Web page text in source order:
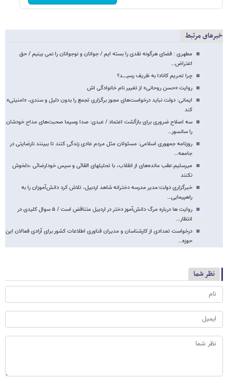
خبرهای مرتبط
مطهری : فضای هرگونه نقدی را بسته ایم / جوانان و نوجوانان را نمی بینیم / حق
اعتراض…
چرا تحریم کانادا به ظریف رسیــــد؟
روایت «حسن روحانی» از تغییر نام خانوادگی اش
ایمانی: دولت نباید درخواست‌های مجوز برگزاری تجمع را بدون دلیل و سندی، «امنیتی»
کند
سه اصلاح ضروری برای بازگشت اعتماد / عبدی: صدا وسیما صحبت‌های مداح خودشان
را سانسور…
روزنامه جمهوری اسلامی: مسئولان ‌مثل مردم عادی زندگی کنند تا ببینند نارضایتی در
جامعه…
میرسلیم:عقب مانده‌های از انقلاب، با تحلیلهای القائی و سپس خودارضائی ،دلخوش
نکنند
خبرگزاری دولت:مدیر مدرسه دخترانه شاهد اردبیل، تلاش کرد دانش‌آموزان را به
راهپیمایی…
روایت ها درباره مرگ دانش‌آموز دختر در اردبیل متناقض است / ۵ سوال کلیدی در
انتظار…
درخواست تعدادی از کارشناسان و مدیران فناوری اطلاعات کشور برای آزادی فعالان این
حوزه…
نظر شما